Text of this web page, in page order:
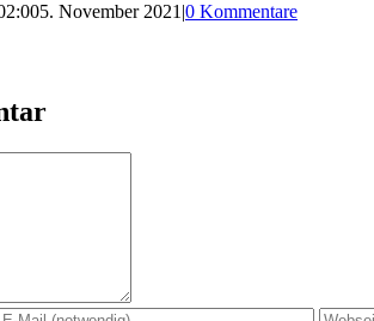
5. November 2021|0 Kommentare